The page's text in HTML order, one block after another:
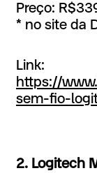
Preço:
* no site da
Link:
https://
sem-fio-
2. Logitech